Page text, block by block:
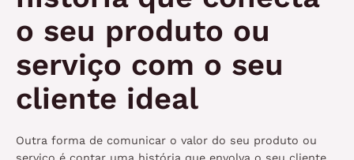
o seu produto ou
serviço com o seu
cliente ideal
Outra forma de comunicar o valor do seu produto ou